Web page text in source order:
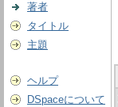
著者
タイトル
主題
ヘルプ
DSpaceについて